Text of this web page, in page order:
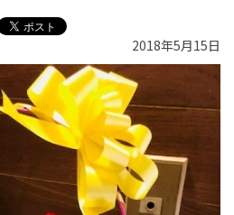
2018年5月15日